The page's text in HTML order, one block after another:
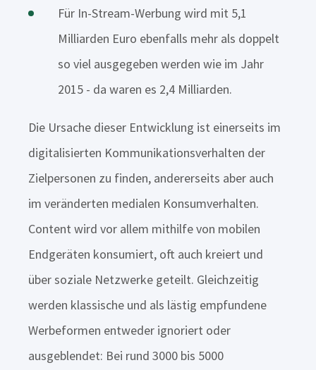
Für In-Stream-Werbung wird mit 5,1
Milliarden Euro ebenfalls mehr als doppelt
so viel ausgegeben werden wie im Jahr
2015 - da waren es 2,4 Milliarden.
Die Ursache dieser Entwicklung ist einerseits im
digitalisierten Kommunikationsverhalten der
Zielpersonen zu finden, andererseits aber auch
im veränderten medialen Konsumverhalten.
Content wird vor allem mithilfe von mobilen
Endgeräten konsumiert, oft auch kreiert und
über soziale Netzwerke geteilt. Gleichzeitig
werden klassische und als lästig empfundene
Werbeformen entweder ignoriert oder
ausgeblendet: Bei rund 3000 bis 5000